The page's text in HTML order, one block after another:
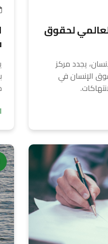
لحقوق
يجدد مركز
الإنسان في